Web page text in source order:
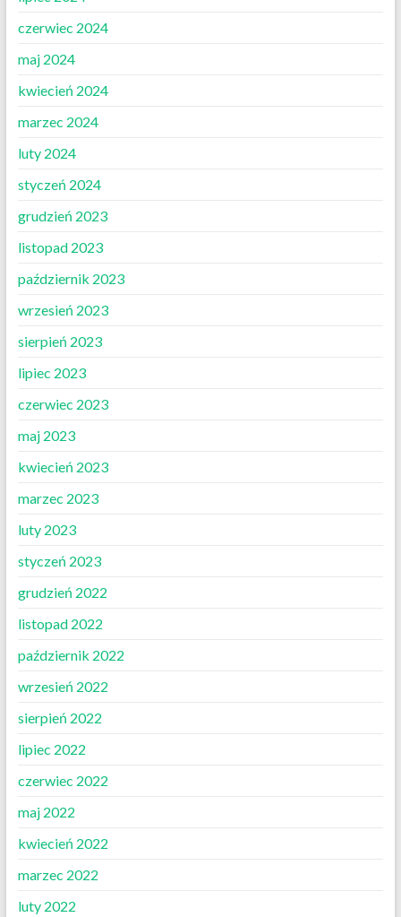
czerwiec 2024
maj 2024
kwiecień 2024
marzec 2024
luty 2024
styczeń 2024
grudzień 2023
listopad 2023
październik 2023
wrzesień 2023
sierpień 2023
lipiec 2023
czerwiec 2023
maj 2023
kwiecień 2023
marzec 2023
luty 2023
styczeń 2023
grudzień 2022
listopad 2022
październik 2022
wrzesień 2022
sierpień 2022
lipiec 2022
czerwiec 2022
maj 2022
kwiecień 2022
marzec 2022
luty 2022